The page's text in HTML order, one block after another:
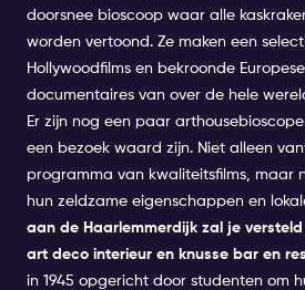
doorsnee bioscoop waar alle
worden vertoond. Ze maken een
Hollywoodfilms en bekroonde
documentaires van over de hele
Er zijn nog een paar
een bezoek waard zijn. Niet alleen
programma van kwaliteitsfilms, maar
hun zeldzame eigenschappen en
aan de Haarlemmerdijk zal je
art deco interieur en knusse bar en
in 1945 opgericht door studenten om